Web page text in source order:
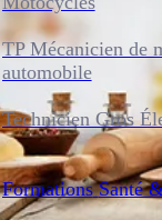
TP Mécanicien de
automobile
Technicien Gros
Formations Santé